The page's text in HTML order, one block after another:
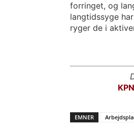
forringet, og
langtidssyge
ryger de i
EMNER